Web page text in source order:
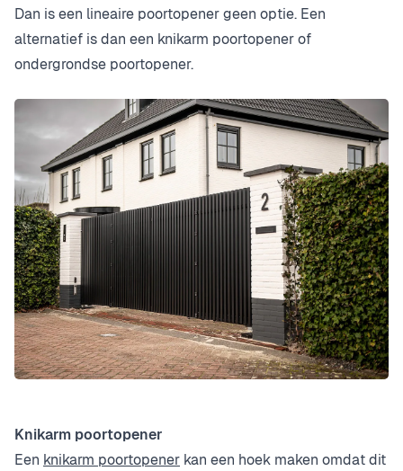
Dan is een lineaire poortopener geen optie. Een
alternatief is dan een knikarm poortopener of
ondergrondse poortopener.
Knikarm poortopener
Een knikarm poortopener kan een hoek maken omdat dit